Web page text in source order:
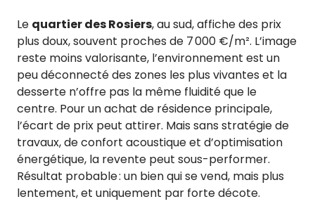
Le quartier des Rosiers, au sud, affiche des prix
plus doux, souvent proches de 7 000 €/m². L’image
reste moins valorisante, l’environnement est un
peu déconnecté des zones les plus vivantes et la
desserte n’offre pas la même fluidité que le
centre. Pour un achat de résidence principale,
l’écart de prix peut attirer. Mais sans stratégie de
travaux, de confort acoustique et d’optimisation
énergétique, la revente peut sous-performer.
Résultat probable : un bien qui se vend, mais plus
lentement, et uniquement par forte décote.